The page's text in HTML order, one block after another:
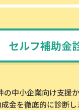
セルフ補助金
中小企業向け支援
金を徹底的に診断